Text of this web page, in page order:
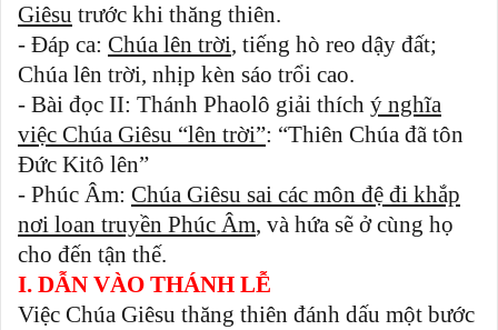
Giêsu trước khi thăng thiên.
- Đáp ca: Chúa lên trời, tiếng hò reo dậy đất;
Chúa lên trời, nhịp kèn sáo trổi cao.
- Bài đọc II: Thánh Phaolô giải thích ý nghĩa
việc Chúa Giêsu “lên trời”: “Thiên Chúa đã tôn
Đức Kitô lên”
- Phúc Âm: Chúa Giêsu sai các môn đệ đi khắp
nơi loan truyền Phúc Âm, và hứa sẽ ở cùng họ
cho đến tận thế.
I. DẪN VÀO THÁNH LỄ
Việc Chúa Giêsu thăng thiên đánh dấu một bước